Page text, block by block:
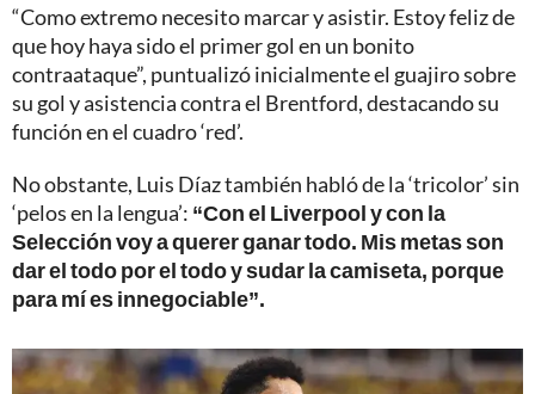
“Como extremo necesito marcar y asistir. Estoy feliz de
que hoy haya sido el primer gol en un bonito
contraataque”, puntualizó inicialmente el guajiro sobre
su gol y asistencia contra el Brentford, destacando su
función en el cuadro ‘red’.
No obstante, Luis Díaz también habló de la ‘tricolor’ sin
‘pelos en la lengua’: “Con el Liverpool y con la
Selección voy a querer ganar todo. Mis metas son
dar el todo por el todo y sudar la camiseta, porque
para mí es innegociable”.